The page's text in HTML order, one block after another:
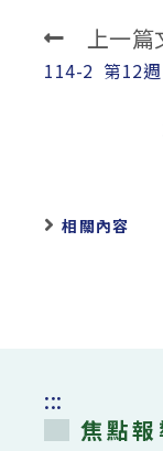
Read
more
上一篇
114-2 第12
相關內容
:::
焦點報